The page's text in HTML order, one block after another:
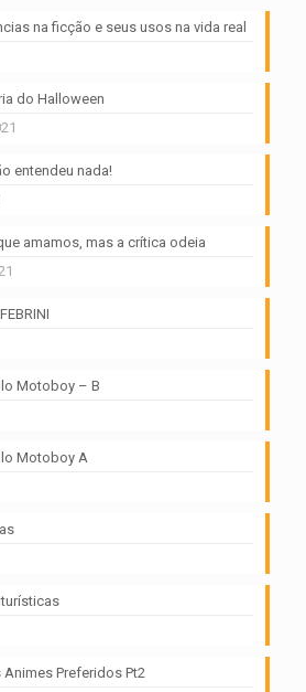
na ficção e seus usos na vida real
do Halloween
entendeu nada!
amamos, mas a crítica odeia
Motoboy – B
Motoboy A
Preferidos Pt2